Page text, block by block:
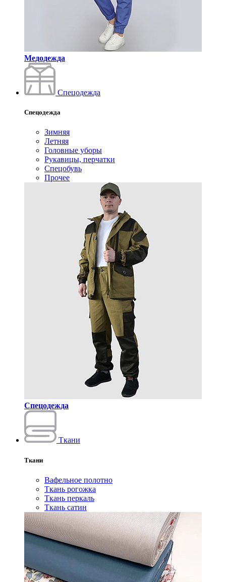
Медодежда
Спецодежда
Спецодежда
Зимняя
Летняя
Головные уборы
Рукавицы, перчатки
Спецобувь
Прочее
Спецодежда
Ткани
Ткани
Вафельное полотно
Ткань рогожка
Ткань перкаль
Ткань сатин